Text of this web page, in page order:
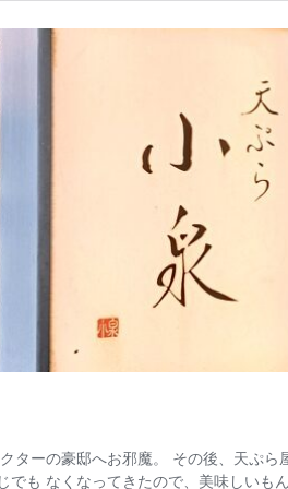
ターの豪邸へお邪魔。 その後、天ぷ
でも なくなってきたので、美味しい